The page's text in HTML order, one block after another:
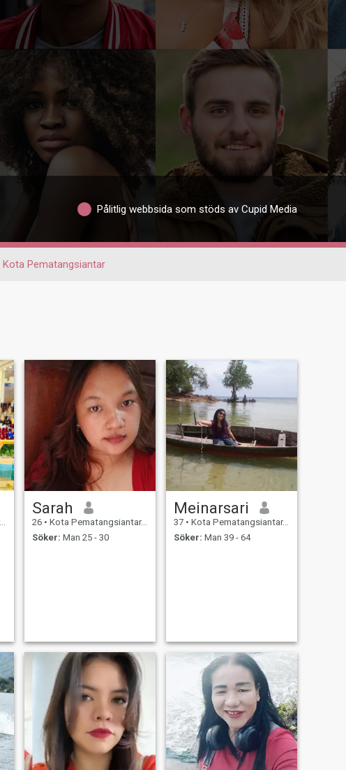
Pålitlig webbsida som stöds av Cupid Media
Kota Pematangsiantar
Sarah
26 • Kota Pematangsiantar, Sumatera Utara, Indonesien
Söker: Man 25 - 30
Meinarsari
37 • Kota Pematangsiantar, Sumatera Utara, Indonesien
Söker: Man 39 - 64